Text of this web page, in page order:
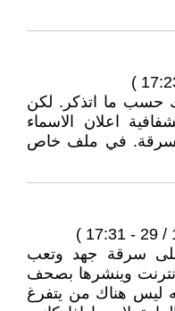
حسب ما اتذكر. لكن
اعلان الاسماء
السرقة. في ملف خاص
على سرقة جهد وتعب
وينشرها بصحف
ليس هناك من يتفرغ